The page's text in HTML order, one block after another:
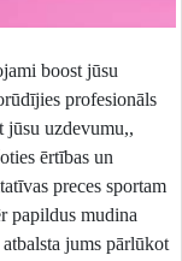
boost jūsu
profesionāls
jūsu uzdevumu,,
ērtības un
preces sportam
papildus mudina
jums pārlūkot